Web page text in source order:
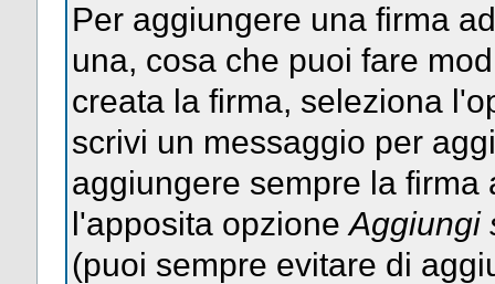
Per aggiungere una firma
una, cosa che puoi fare
creata la firma, seleziona
scrivi un messaggio per
aggiungere sempre la
l'apposita opzioneAggiungi
(puoi sempre evitare di